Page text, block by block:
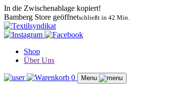
In die Zwischenablage kopiert!
Bamberg Store geöffnetschließt in 42 Min.
Shop
Über Uns
0 Menu